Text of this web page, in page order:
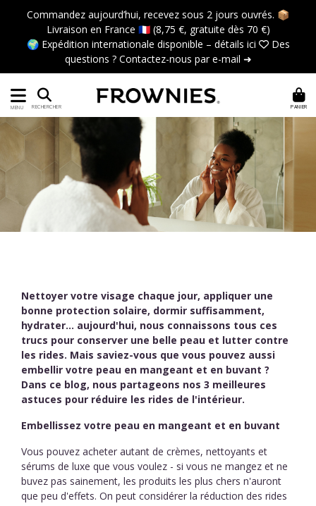
Commandez aujourd’hui, recevez sous 2 jours ouvrés. 📦
Livraison en France 🇫🇷 (8,75 €, gratuite dès 70 €)
🌍 Expédition internationale disponible – détails ici  Des
questions ? Contactez-nous par e-mail ➜
MENU RECHERCHER PANIER
Nettoyer votre visage chaque jour, appliquer une
bonne protection solaire, dormir suffisamment,
hydrater... aujourd'hui, nous connaissons tous ces
trucs pour conserver une belle peau et lutter contre
les rides. Mais saviez-vous que vous pouvez aussi
embellir votre peau en mangeant et en buvant ?
Dans ce blog, nous partageons nos 3 meilleures
astuces pour réduire les rides de l'intérieur.
Embellissez votre peau en mangeant et en buvant
Vous pouvez acheter autant de crèmes, nettoyants et
sérums de luxe que vous voulez - si vous ne mangez et ne
buvez pas sainement, les produits les plus chers n'auront
que peu d'effets. On peut considérer la réduction des rides